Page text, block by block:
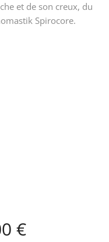
et de son creux, du
Spirocore.
€